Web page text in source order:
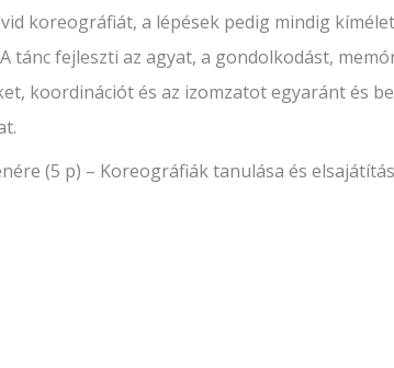
koreográfiát, a lépések pedig mindig
tánc fejleszti az agyat, a gondolkodást,
koordinációt és az izomzatot egyaránt és
(5 p) – Koreográfiák tanulása és